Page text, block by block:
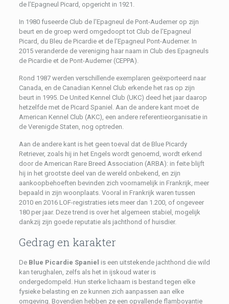
de l’Epagneul Picard, opgericht in 1921.
In 1980 fuseerde Club de l’Epagneul de Pont-Audemer op zijn
beurt en de groep werd omgedoopt tot Club de l’Epagneul
Picard, du Bleu de Picardie et de l’Epagneul Pont-Audemer. In
2015 veranderde de vereniging haar naam in Club des Epagneuls
de Picardie et de Pont-Audemer (CEPPA).
Rond 1987 werden verschillende exemplaren geëxporteerd naar
Canada, en de Canadian Kennel Club erkende het ras op zijn
beurt in 1995. De United Kennel Club (UKC) deed het jaar daarop
hetzelfde met de Picard Spaniel. Aan de andere kant moet de
American Kennel Club (AKC), een andere referentieorganisatie in
de Verenigde Staten, nog optreden.
Aan de andere kant is het geen toeval dat de Blue Picardy
Retriever, zoals hij in het Engels wordt genoemd, wordt erkend
door de American Rare Breed Association (ARBA): in feite blijft
hij in het grootste deel van de wereld onbekend, en zijn
aankoopbehoeften bevinden zich voornamelijk in Frankrijk, meer
bepaald in zijn woonplaats. Vooral in Frankrijk waren tussen
2010 en 2016 LOF-registraties iets meer dan 1.200, of ongeveer
180 per jaar. Deze trend is over het algemeen stabiel, mogelijk
dankzij zijn goede reputatie als jachthond of huisdier.
Gedrag en karakter
De Blue Picardie Spaniel is een uitstekende jachthond die wild
kan terughalen, zelfs als het in ijskoud water is
ondergedompeld. Hun sterke lichaam is bestand tegen elke
fysieke belasting en ze kunnen zich aanpassen aan elke
omgeving. Bovendien hebben ze een opvallende flamboyantie